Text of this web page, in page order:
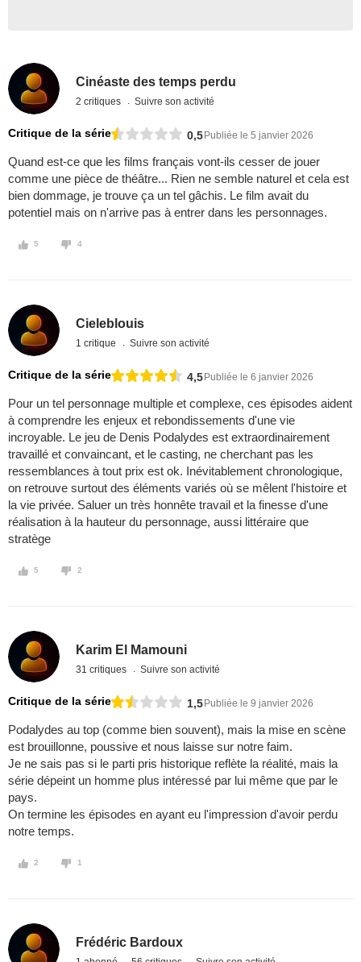
Cinéaste des temps perdu
2 critiques Suivre son activité
Critique de la série 0,5Publiée le 5 janvier 2026
Quand est-ce que les films français vont-ils cesser de jouer
comme une pièce de théâtre... Rien ne semble naturel et cela est
bien dommage, je trouve ça un tel gâchis. Le film avait du
potentiel mais on n'arrive pas à entrer dans les personnages.
5 4
Cieleblouis
1 critique Suivre son activité
Critique de la série 4,5Publiée le 6 janvier 2026
Pour un tel personnage multiple et complexe, ces épisodes aident
à comprendre les enjeux et rebondissements d'une vie
incroyable. Le jeu de Denis Podalydes est extraordinairement
travaillé et convaincant, et le casting, ne cherchant pas les
ressemblances à tout prix est ok. Inévitablement chronologique,
on retrouve surtout des éléments variés où se mêlent l'histoire et
la vie privée. Saluer un très honnête travail et la finesse d'une
réalisation à la hauteur du personnage, aussi littéraire que
stratège
5 2
Karim El Mamouni
31 critiques Suivre son activité
Critique de la série 1,5Publiée le 9 janvier 2026
Podalydes au top (comme bien souvent), mais la mise en scène
est brouillonne, poussive et nous laisse sur notre faim.
Je ne sais pas si le parti pris historique reflète la réalité, mais la
série dépeint un homme plus intéressé par lui même que par le
pays.
On termine les épisodes en ayant eu l'impression d'avoir perdu
notre temps.
2 1
Frédéric Bardoux